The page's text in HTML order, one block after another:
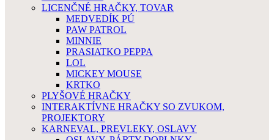
LICENČNÉ HRAČKY, TOVAR
MEDVEDÍK PÚ
PAW PATROL
MINNIE
PRASIATKO PEPPA
LOL
MICKEY MOUSE
KRTKO
PLYŠOVÉ HRAČKY
INTERAKTÍVNE HRAČKY SO ZVUKOM,
PROJEKTORY
KARNEVAL, PREVLEKY, OSLAVY